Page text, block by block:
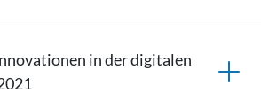
in der digitalen